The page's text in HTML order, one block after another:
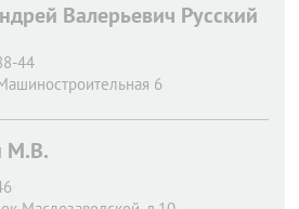
Валерьевич Русский
44
6
М.В.